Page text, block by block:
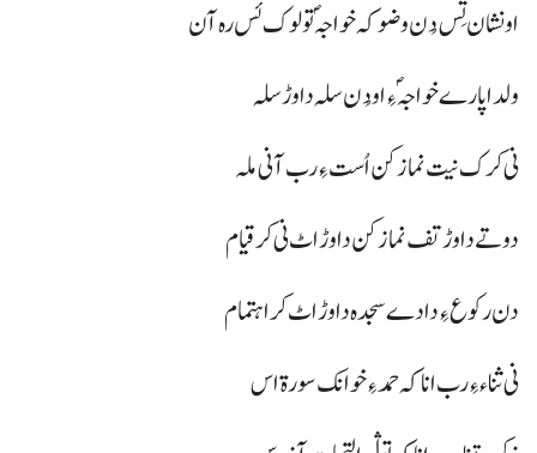
او نشان تِس دُن وضو کہ خواجہؐ تولوک ئس رہ آن
ولدا پارے خواجہؐ ءِ او دُن سلہ دا وڑ سلہ
نی کرک نیت نماز کن اُست ءِ رب آ نی ملہ
دو تے دا وڑ تف نماز کن دا وڑ اٹ نی کر قیام
دن رکوع ءِ دادے سجدہ دا وڑ اٹ کر اہتمام
نی ثناء ءِ رب انا کہ حمد ءِ خوانک سورۃ اس